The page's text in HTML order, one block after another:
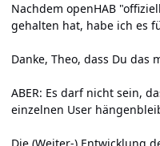
Nachdem openHAB
gehalten hat, habe ich es
Danke, Theo, dass Du das
ABER: Es darf nicht sein,
einzelnen User